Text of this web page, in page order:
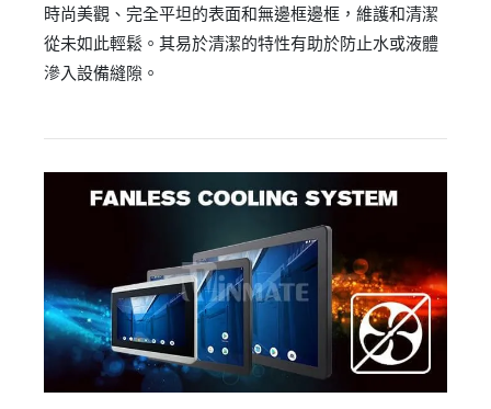
時尚美觀、完全平坦的表面和無邊框邊框，維護和清潔
從未如此輕鬆。其易於清潔的特性有助於防止水或液體
滲入設備縫隙。